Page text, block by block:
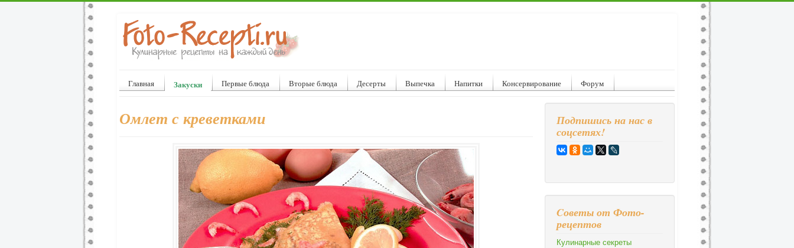
Главная Закуски Первые блюда Вторые блюда Десерты Выпечка Напитки Консервирование Форум
Омлет с креветками
Подпишись на нас в
соцсетях!
Cоветы от Фото-
рецептов
Кулинарные секреты